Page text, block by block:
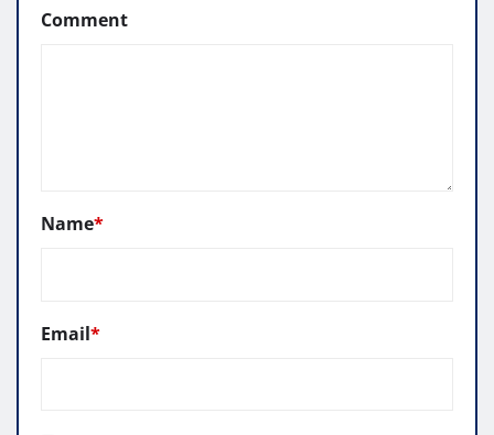
Comment
Name*
Email*